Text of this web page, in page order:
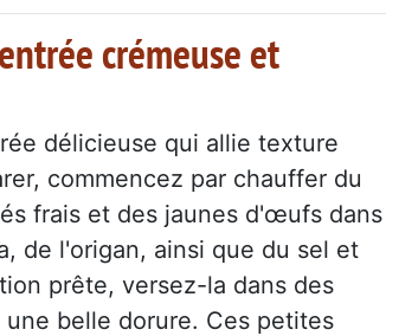
crémeuse et
délicieuse qui allie texture
commencez par chauffer du
frais et des jaunes d'œufs dans
de l'origan, ainsi que du sel et
prête, versez-la dans des
belle dorure. Ces petites